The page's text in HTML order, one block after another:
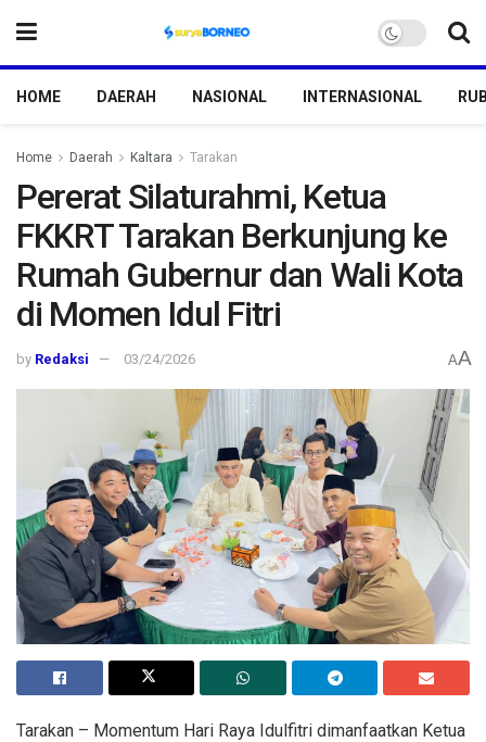
HOME DAERAH NASIONAL INTERNASIONAL
Home Daerah Kaltara Tarakan
Pererat Silaturahmi, Ketua
FKKRT Tarakan Berkunjung ke
Rumah Gubernur dan Wali Kota
di Momen Idul Fitri
by Redaksi 03/24/2026 AA
Tarakan – Momentum Hari Raya Idulfitri dimanfaatkan Ketua